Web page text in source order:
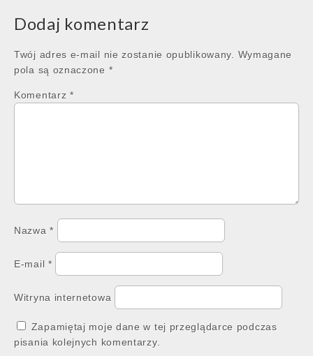
Dodaj komentarz
Twój adres e-mail nie zostanie opublikowany.
Wymagane
pola są oznaczone *
Komentarz *
Nazwa*
E-mail *
Witryna internetowa
Zapamiętaj moje dane w tej przeglądarce podczas
pisania kolejnych komentarzy.